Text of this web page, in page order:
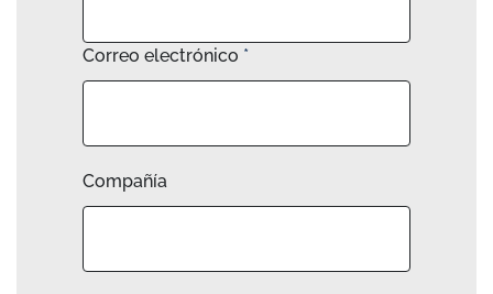
Correo electrónico *
Compañía